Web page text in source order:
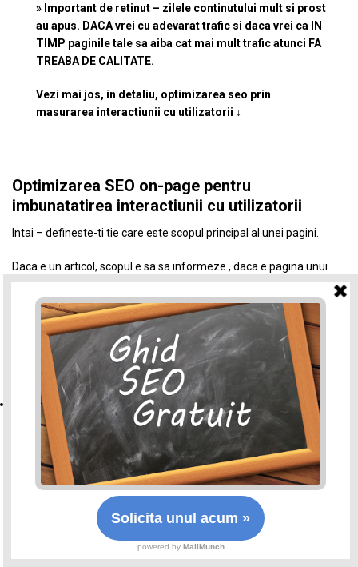
» Important de retinut – zilele continutului mult si prost
au apus. DACA vrei cu adevarat trafic si daca vrei ca IN
TIMP paginile tale sa aiba cat mai mult trafic atunci FA
TREABA DE CALITATE.
Vezi mai jos, in detaliu, optimizarea seo prin
masurarea interactiunii cu utilizatorii ↓
Optimizarea SEO on-page pentru
imbunatatirea interactiunii cu utilizatorii
Intai – defineste-ti tie care este scopul principal al unei pagini.
Daca e un articol, scopul e sa sa informeze , daca e pagina unui
serviciu, scopul e ca oamenii sa ceara informatii sau chiar acel
serviciu. Daca e o pagina de produs, scopul e ca oamenii sa
cumpere.
Oricare ar fi scopul, defineste-l intai, dupa care incepe sa
imbunatatesti pagina.
Important: google mentioneaza expres ca o pagina buna,
este in general updatata frecvent. Nu spun sa updatezi tot
timpul toate paginile – e absurd si imposibil dar, macar cele
mai importante pagini trebuie imbunatatite periodic.
Cum faci o pagina mai buna? Adaugand ce au nevoie oamenii
si eliminand ce nu au nevoie.
Practic, se face relativ simplu. Ai nevoie de doua unelte: